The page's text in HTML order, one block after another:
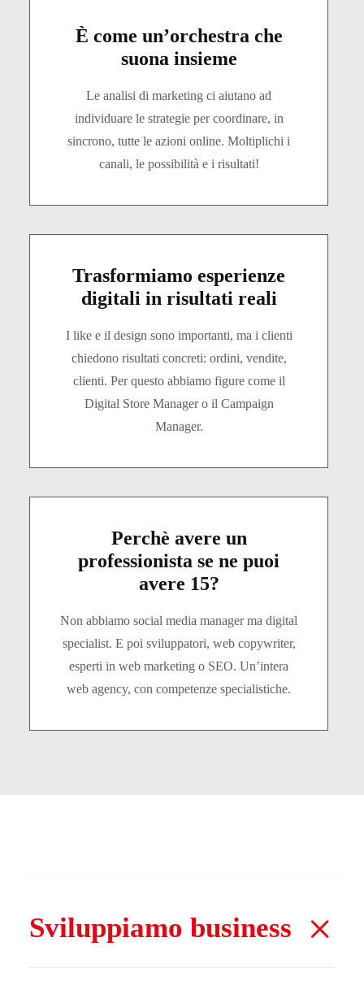
È come un’orchestra che
suona insieme
Le analisi di marketing ci aiutano ad
individuare le strategie per coordinare, in
sincrono, tutte le azioni online. Moltiplichi i
canali, le possibilità e i risultati!
Trasformiamo esperienze
digitali in risultati reali
I like e il design sono importanti, ma i clienti
chiedono risultati concreti: ordini, vendite,
clienti. Per questo abbiamo figure come il
Digital Store Manager o il Campaign
Manager.
Perchè avere un
professionista se ne puoi
avere 15?
Non abbiamo social media manager ma digital
specialist. E poi sviluppatori, web copywriter,
esperti in web marketing o SEO. Un’intera
web agency, con competenze specialistiche.
Sviluppiamo business